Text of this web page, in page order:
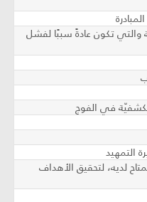
والتي تكون عادةً سببًا لفشل
في الفوج
التمهيد
لديه، لتحقيق الأهداف